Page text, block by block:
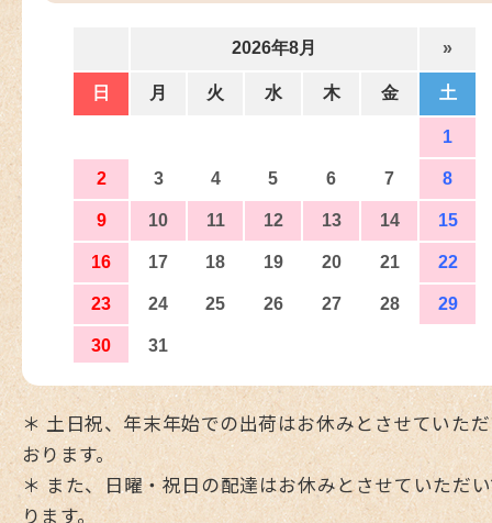
＊ 土日祝、年末年始での出荷はお休みとさせていた
おります。
＊ また、日曜・祝日の配達はお休みとさせていただ
ります。